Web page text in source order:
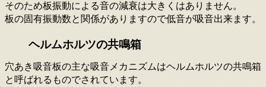
そのため板振動による音の減衰は大きくはありません。
板の固有振動数と関係がありますので低音が吸音出来ます。
ヘルムホルツの共鳴箱
穴あき吸音板の主な吸音メカニズムはヘルムホルツの共鳴箱
と呼ばれるものでされています。